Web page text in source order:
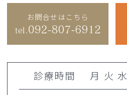
お問合せはこちら
tel. 092-807-6912
診療時間 月 火 水